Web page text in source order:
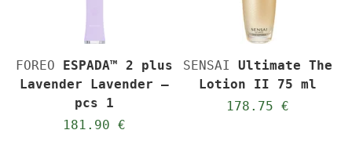
FOREO ESPADA™ 2 plus
Lavender Lavender –
pcs 1
181.90 €
SENSAI
Ultimate The
Lotion II 75 ml
178.75 €